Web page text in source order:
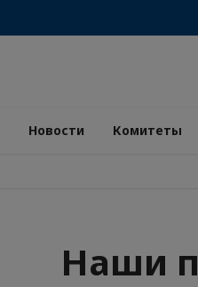
Новости Комитеты
Наши